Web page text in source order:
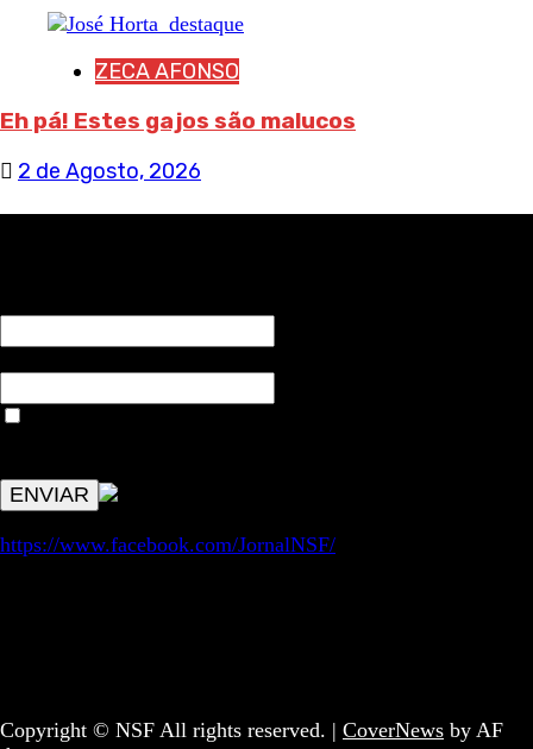
ZECA AFONSO
Eh pá! Estes gajos são malucos
2 de Agosto, 2026
https://www.facebook.com/JornalNSF/
Copyright © NSF All rights reserved. | CoverNews by AF